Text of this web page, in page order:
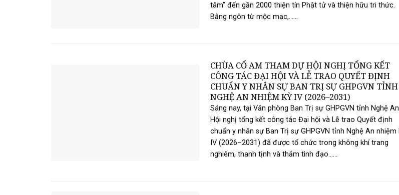
tâm” đến gần 2000 thiện tín Phật tử và thiện hữu tri thức.
Bằng ngôn từ mộc mạc,......
CHÙA CỔ AM THAM DỰ HỘI NGHỊ TỔNG KẾT
CÔNG TÁC ĐẠI HỘI VÀ LỄ TRAO QUYẾT ĐỊNH
CHUẨN Y NHÂN SỰ BAN TRỊ SỰ GHPGVN TỈNH
NGHỆ AN NHIỆM KỲ IV (2026–2031)
Sáng nay, tại Văn phòng Ban Trị sự GHPGVN tỉnh Nghệ
Hội nghị tổng kết công tác Đại hội và Lễ trao Quyết định
chuẩn y nhân sự Ban Trị sự GHPGVN tỉnh Nghệ An nhiệm
IV (2026–2031) đã được tổ chức trong không khí trang
nghiêm, thanh tịnh và thắm tình đạo......